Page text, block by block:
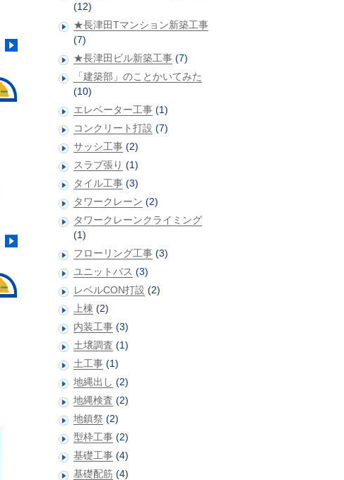
(12)
★長津田Tマンション新築工事
(7)
★長津田ビル新築工事 (7)
「建築部」のことかいてみた
(10)
エレベーター工事 (1)
コンクリート打設 (7)
サッシ工事 (2)
スラブ張り (1)
タイル工事 (3)
タワークレーン (2)
タワークレーンクライミング
(1)
フローリング工事 (3)
ユニットバス (3)
レベルCON打設 (2)
上棟 (2)
内装工事 (3)
土壌調査 (1)
土工事 (1)
地縄出し (2)
地縄検査 (2)
地鎮祭 (2)
型枠工事 (2)
基礎工事 (4)
基礎配筋 (4)